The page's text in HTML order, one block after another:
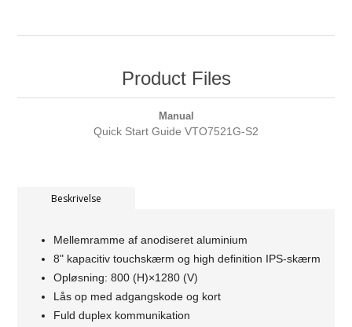
Product Files
Manual
Quick Start Guide VTO7521G-S2
Beskrivelse
Mellemramme af anodiseret aluminium
8" kapacitiv touchskærm og high definition IPS-skærm
Opløsning: 800 (H)×1280 (V)
Lås op med adgangskode og kort
Fuld duplex kommunikation